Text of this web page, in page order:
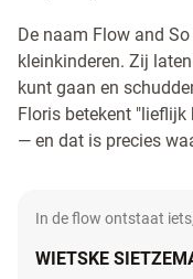
De naam Flow and
kleinkinderen. Zij
kunt gaan en
Floris betekent
— en dat is precies
In de flow ontstaat
WIETSKE